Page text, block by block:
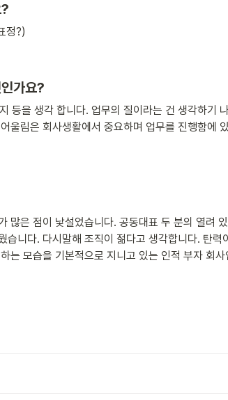
정?)
가요?
등을 생각 합니다. 업무의 질이라는 건 생각하기
울림은 회사생활에서 중요하며 업무를 진행함에
많은 점이 낯설었습니다. 공동대표 두 분의 열려
니다. 다시말해 조직이 젊다고 생각합니다. 탄력
는 모습을 기본적으로 지니고 있는 인적 부자 회